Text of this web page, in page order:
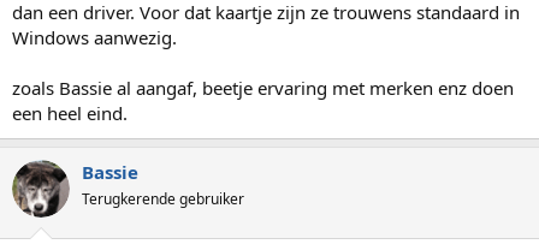
dan een driver. Voor dat kaartje zijn ze trouwens standaard in
Windows aanwezig.
zoals Bassie al aangaf, beetje ervaring met merken enz doen
een heel eind.
Bassie
Terugkerende gebruiker